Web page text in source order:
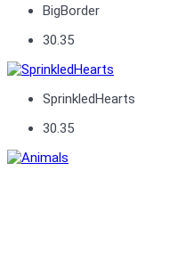
BigBorder
30.35
SprinkledHearts
30.35